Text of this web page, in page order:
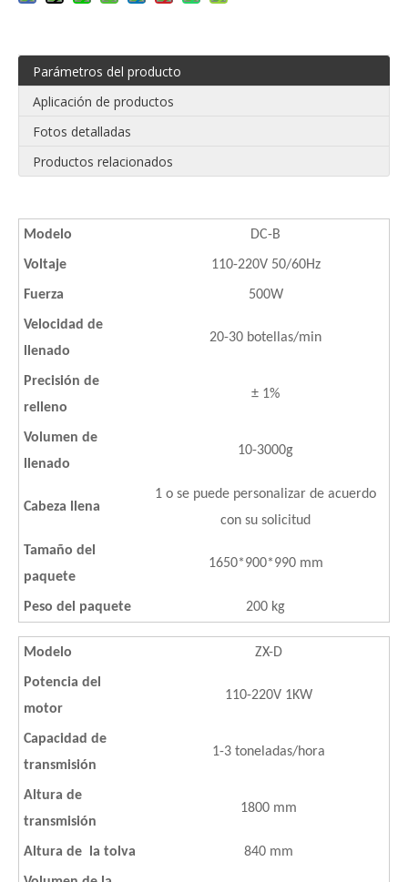
Parámetros del producto
Aplicación de productos
Fotos detalladas
Productos relacionados
Modelo DC-B
Voltaje 110-220V 50/60Hz
Fuerza 500W
Velocidad de
llenado
20-30 botellas/min
Precisión de
relleno
± 1%
Volumen de
llenado
10-3000g
Cabeza llena
1 o se puede personalizar de acuerdo
con su solicitud
Tamaño del
paquete
1650*900*990 mm
Peso del paquete 200 kg
Modelo ZX-D
Potencia del
motor
110-220V 1KW
Capacidad de
transmisión
1-3 toneladas/hora
Altura de
transmisión
1800 mm
Altura de la tolva 840 mm